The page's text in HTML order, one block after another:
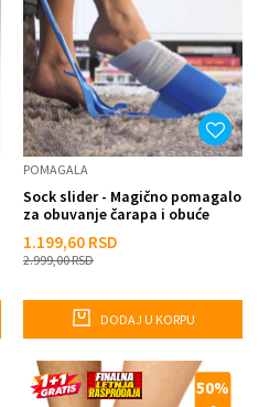
POMAGALA
Sock slider - Magično pomagalo
za obuvanje čarapa i obuće
1.199,60 RSD
2.999,00RSD
DODAJ U KORPU
50%